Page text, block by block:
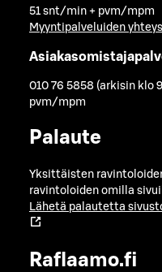
51 snt/min + pvm/mpm
Myyntipalveluiden
010 76 5858 (arkisin klo
pvm/mpm
Palaute
Yksittäisten
ravintoloiden omilla
Lähetä palautetta
Raflaamo.fi